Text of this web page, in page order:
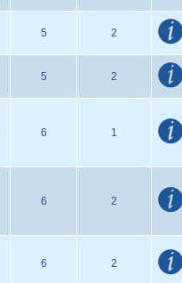
5 2
5 2
6 1
6 2
6 2